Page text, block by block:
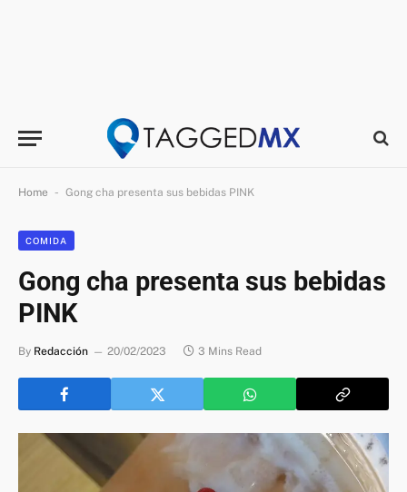
Home - Gong cha presenta sus bebidas PINK
COMIDA
Gong cha presenta sus bebidas
PINK
By Redacción 20/02/2023 3 Mins Read